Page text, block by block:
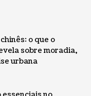
o que o
sobre moradia,
urbana